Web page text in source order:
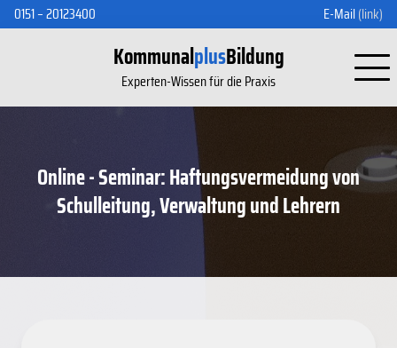
0151 – 20123400 E-Mail(link)
KommunalplusBildung
Experten-Wissen für die Praxis
Online - Seminar: Haftungsvermeidung von
Schulleitung, Verwaltung und Lehrern